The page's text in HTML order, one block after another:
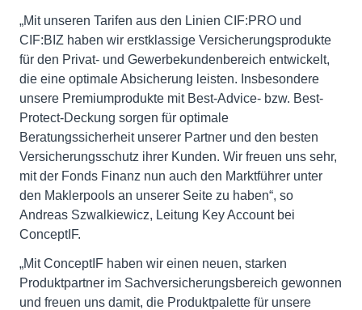
„Mit unseren Tarifen aus den Linien CIF:PRO und
CIF:BIZ haben wir erstklassige Versicherungsprodukte
für den Privat- und Gewerbekundenbereich entwickelt,
die eine optimale Absicherung leisten. Insbesondere
unsere Premiumprodukte mit Best-Advice- bzw. Best-
Protect-Deckung sorgen für optimale
Beratungssicherheit unserer Partner und den besten
Versicherungsschutz ihrer Kunden. Wir freuen uns sehr,
mit der Fonds Finanz nun auch den Marktführer unter
den Maklerpools an unserer Seite zu haben“, so
Andreas Szwalkiewicz, Leitung Key Account bei
ConceptIF.
„Mit ConceptIF haben wir einen neuen, starken
Produktpartner im Sachversicherungsbereich gewonnen
und freuen uns damit, die Produktpalette für unsere